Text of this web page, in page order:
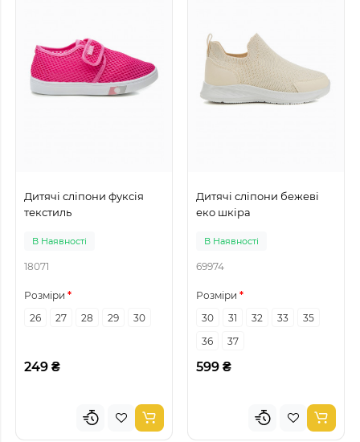
Дитячі сліпони фуксія
текстиль
В Наявності
18071
Розміри
26
27 28 29 30
249 ₴
Дитячі сліпони бежеві
еко шкіра
В Наявності
69974
Розміри
30
31 32 33
35
36
37
599 ₴